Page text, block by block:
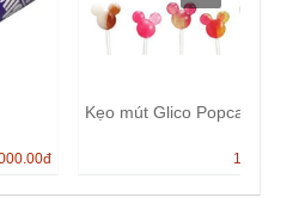
đ
Kẹo mút Glico Popcan
13,000.00